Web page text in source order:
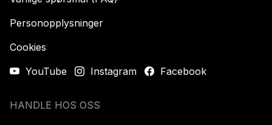
Personopplysninger
Cookies
YouTube
Instagram Facebook
HANDLE HOS OSS